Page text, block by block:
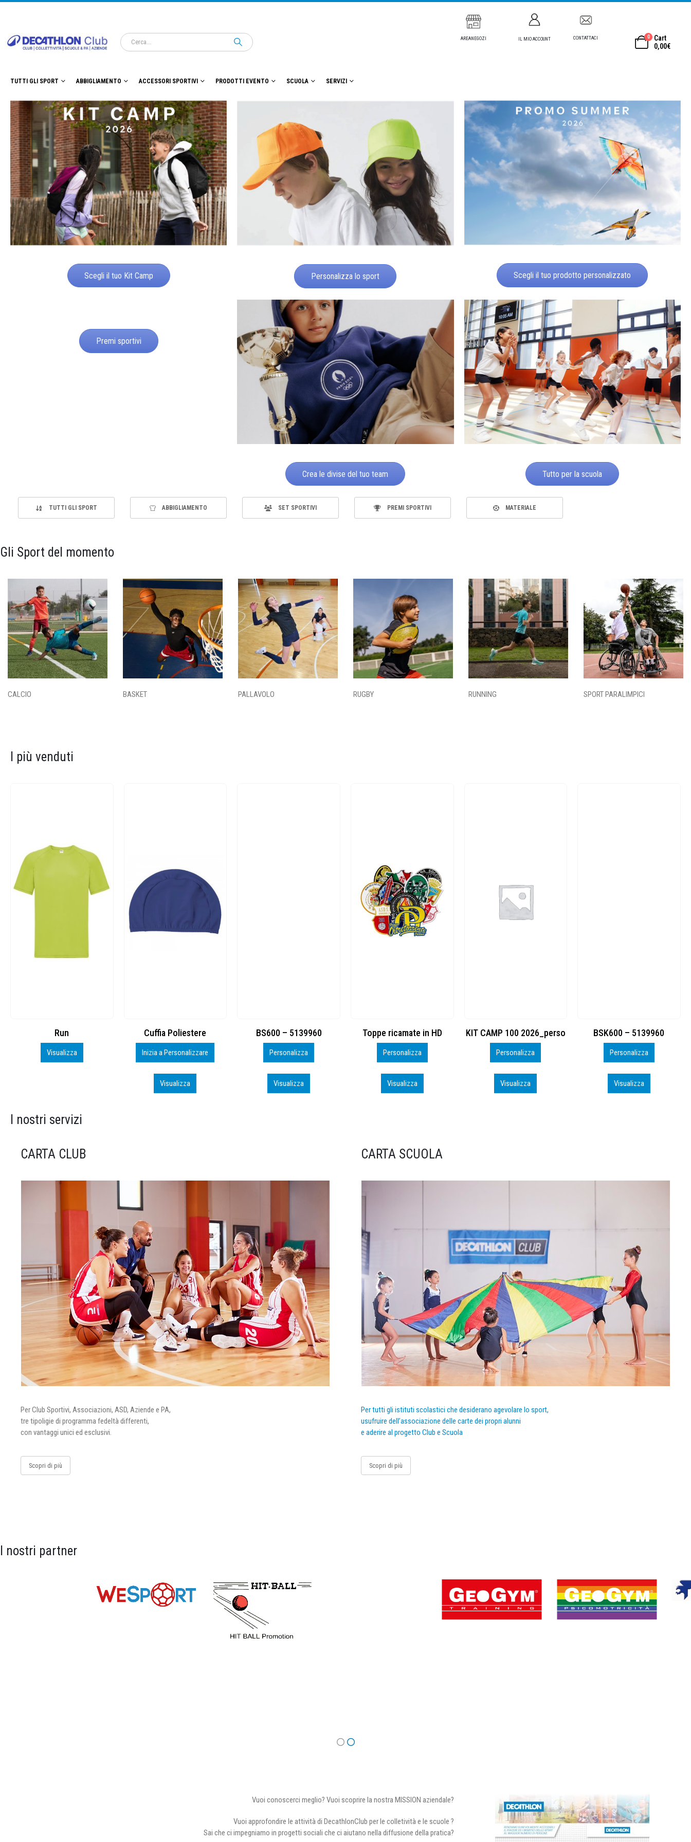
AREANEGOZI IL MIO ACCOUNT CONTATTACI 0
Cart
0,00€
TUTTI GLI SPORT ABBIGLIAMENTO ACCESSORI SPORTIVI PRODOTTI EVENTO SCUOLA SERVIZI
Scegli il tuo Kit Camp Personalizza lo sport Scegli il tuo prodotto personalizzato
Premi sportivi
Crea le divise del tuo team Tutto per la scuola
TUTTI GLI SPORT ABBIGLIAMENTO SET SPORTIVI PREMI SPORTIVI MATERIALE
Gli Sport del momento
CALCIO BASKET PALLAVOLO RUGBY RUNNING SPORT PARALIMPICI
I più venduti
Cuffia Poliestere
Inizia a Personalizzare
BS600 – 5139960
Personalizza
Visualizza
Toppe ricamate in HD
Personalizza
Visualizza
KIT CAMP 100 2026_perso
Personalizza
Visualizza
BSK600 – 5139960
Personalizza
Visualizza
DTF
Personalizza
Visualizza
I nostri servizi
CARTA CLUB
Per Club Sportivi, Associazioni, ASD, Aziende e PA,
tre tipoligie di programma fedeltà differenti,
con vantaggi unici ed esclusivi.
Scopri di più
CARTA SCUOLA
Per tutti gli istituti scolastici che desiderano agevolare lo sport,
usufruire dell’associazione delle carte dei propri alunni
e aderire al progetto Club e Scuola
Scopri di più
I nostri partner
Vuoi conoscerci meglio? Vuoi scoprire la nostra MISSION aziendale?
Vuoi approfondire le attività di DecathlonClub per le colletività e le scuole ?
Sai che ci impegniamo in progetti sociali che ci aiutano nella diffusione della pratica?